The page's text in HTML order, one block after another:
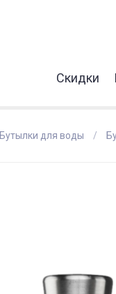
Скидки
Бутылки для воды